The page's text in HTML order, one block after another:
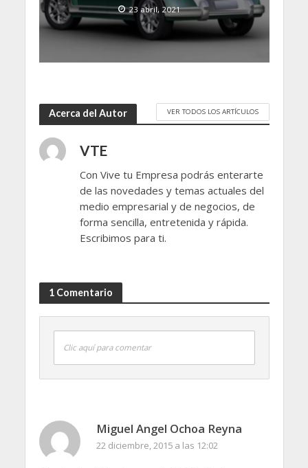
23 abril, 2021
Acerca del Autor VER TODOS LOS ARTÍCULOS
VTE
Con Vive tu Empresa podrás enterarte
de las novedades y temas actuales del
medio empresarial y de negocios, de
forma sencilla, entretenida y rápida.
Escribimos para ti.
1 Comentario
Clic aquí para comentar
Miguel Angel Ochoa Reyna
22 diciembre, 2015 a las 12:02